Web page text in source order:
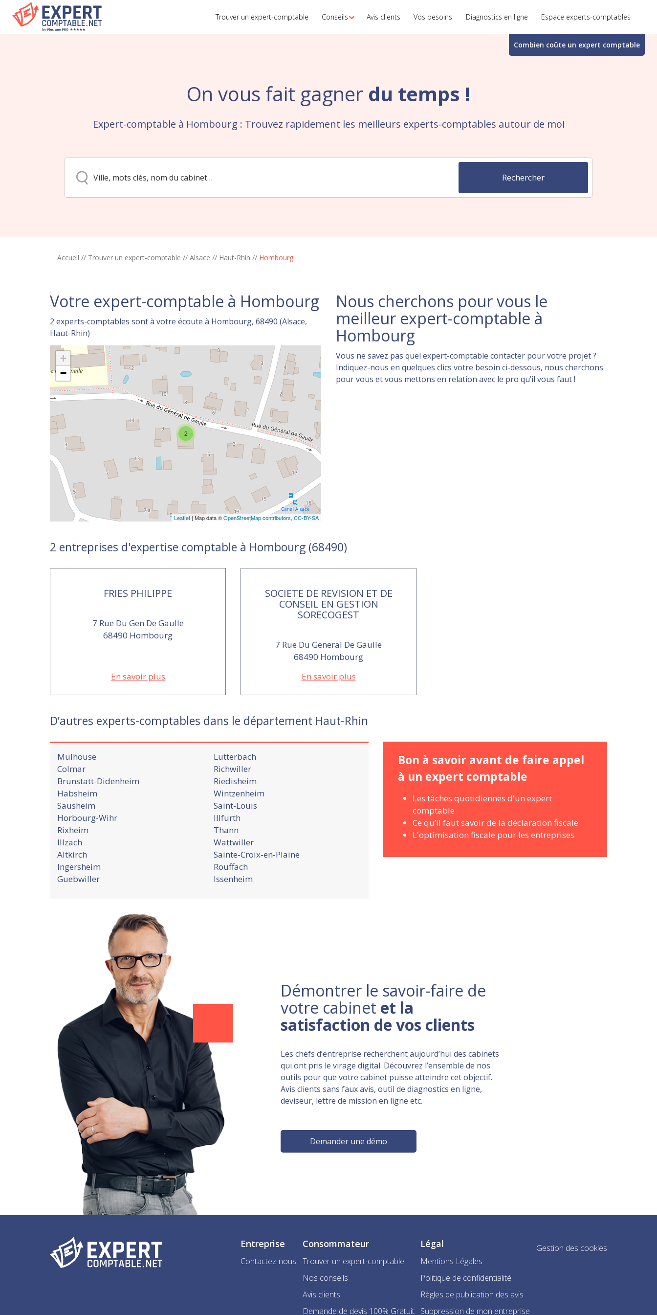
Trouver un expert-comptable Conseils Avis clients Vos besoins Diagnostics en ligne Espace experts-comptables
Combien coûte un expert comptable
On vous fait gagner du temps !
Expert-comptable à Hombourg : Trouvez rapidement les meilleurs experts-comptables autour de moi
Accueil // Trouver un expert-comptable // Alsace // Haut-Rhin // Hombourg
Votre expert-comptable à Hombourg
2 experts-comptables sont à votre écoute à Hombourg, 68490 (Alsace,
Haut-Rhin)
2
+
−
Leaflet | Map data ©OpenStreetMap contributors, CC-BY-SA
Nous cherchons pour vous le
meilleur expert-comptable à
Hombourg
Vous ne savez pas quel expert-comptable contacter pour votre projet ?
Indiquez-nous en quelques clics votre besoin ci-dessous, nous cherchons
pour vous et vous mettons en relation avec le pro qu’il vous faut !
2 entreprises d'expertise comptable à Hombourg (68490)
FRIES PHILIPPE
7 Rue Du Gen De Gaulle
68490 Hombourg
En savoir plus
SOCIETE DE REVISION ET DE
CONSEIL EN GESTION
SORECOGEST
7 Rue Du General De Gaulle
68490 Hombourg
En savoir plus
D’autres experts-comptables dans le département Haut-Rhin
Mulhouse
Colmar
Brunstatt-Didenheim
Habsheim
Sausheim
Horbourg-Wihr
Rixheim
Illzach
Altkirch
Ingersheim
Guebwiller
Lutterbach
Richwiller
Riedisheim
Wintzenheim
Saint-Louis
Illfurth
Thann
Wattwiller
Sainte-Croix-en-Plaine
Rouffach
Issenheim
Bon à savoir avant de faire appel
à un expert comptable
Les tâches quotidiennes d'un expert
comptable
Ce qu’il faut savoir de la déclaration fiscale
L'optimisation fiscale pour les entreprises
Démontrer le savoir-faire de
votre cabinet et la
satisfaction de vos clients
Les chefs d’entreprise recherchent aujourd’hui des cabinets
qui ont pris le virage digital. Découvrez l’ensemble de nos
outils pour que votre cabinet puisse atteindre cet objectif.
Avis clients sans faux avis, outil de diagnostics en ligne,
deviseur, lettre de mission en ligne etc.
Demander une démo
Entreprise
Contactez-nous
Consommateur
Trouver un expert-comptable
Nos conseils
Avis clients
Demande de devis 100% Gratuit
Légal
Mentions Légales
Politique de confidentialité
Règles de publication des avis
Suppression de mon entreprise
Gestion des cookies